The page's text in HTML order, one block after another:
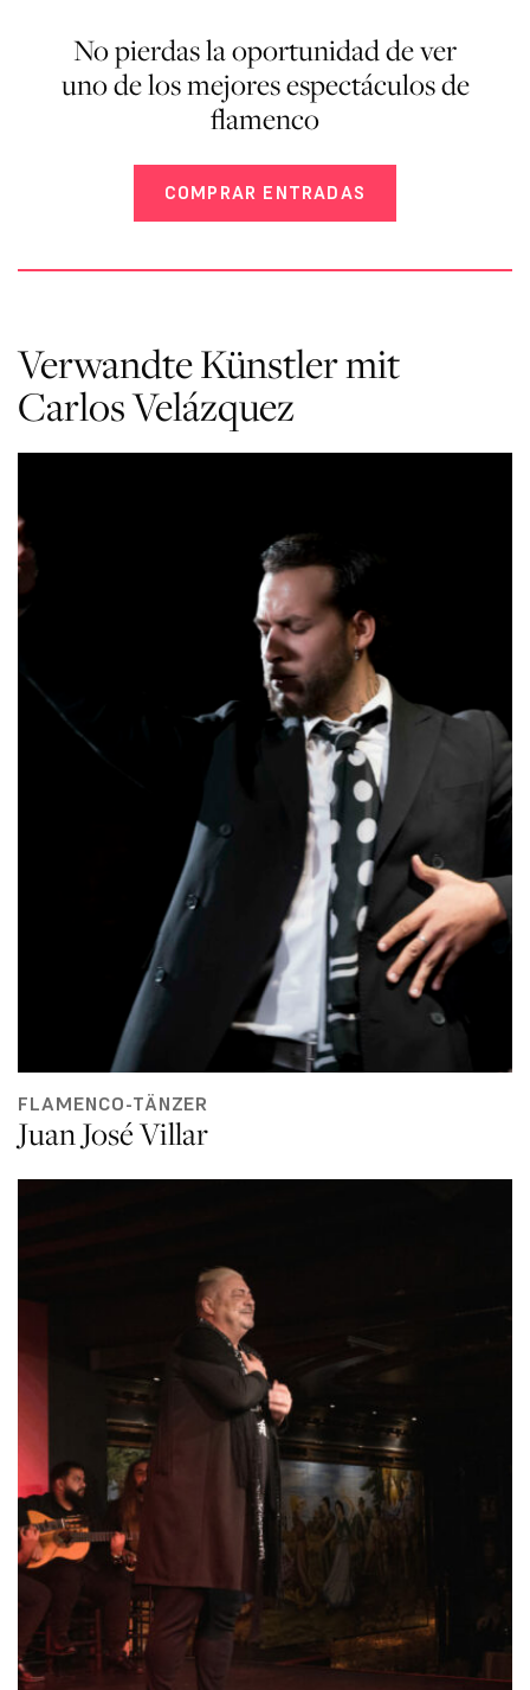
No pierdas la oportunidad de ver
uno de los mejores espectáculos de
flamenco
COMPRAR ENTRADAS
Verwandte Künstler mit
Carlos Velázquez
FLAMENCO-TÄNZER
Juan José Villar